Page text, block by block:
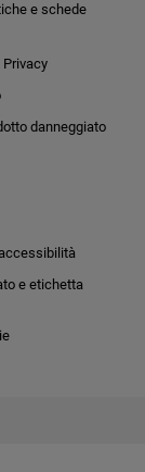
e schede
danneggiato
e etichetta